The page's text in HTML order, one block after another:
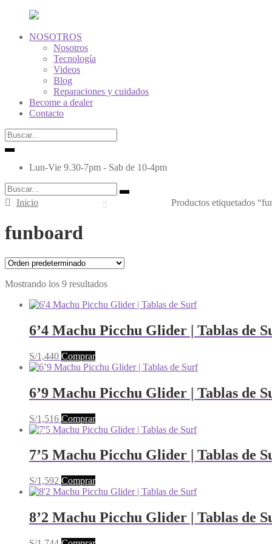
NOSOTROS
Nosotros
Tecnología
Videos
Blog
Reparaciones y cuidados
Become a dealer
Contacto
Lun-Vie 9.30-7pm - Sab de 10-4pm
Inicio Productos etiquetados
funboard
Mostrando los 9 resultados
6’4 Machu Picchu Glider | Tablas de
S/1,440 ComprarEste
producto
múltiples
variantes.
opciones
se
elegir
en
la
página
de
6’9 Machu Picchu Glider | Tablas de
S/1,516 ComprarEste
producto
múltiples
variantes.
opciones
se
elegir
en
la
7’5 Machu Picchu Glider | Tablas de
S/1,592 ComprarEste
producto
múltiples
variantes.
8’2 Machu Picchu Glider | Tablas de